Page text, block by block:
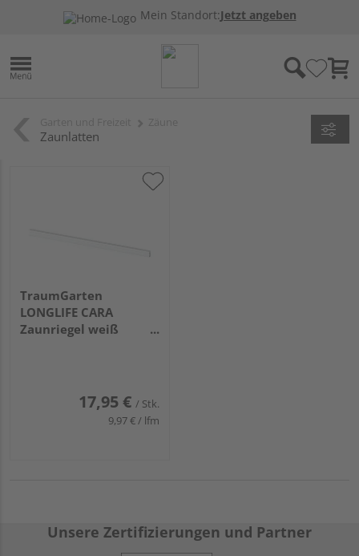
Mein Standort:Jetzt angeben
Zaunlatten
TraumGarten
LONGLIFE CARA
Zaunriegel weiß
17,95 € / Stk.
9,97 € / lfm
Unsere Zertifizierungen und Partner